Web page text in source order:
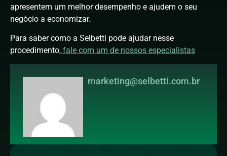
apresentem um melhor desempenho e ajudem o seu
negócio a economizar.
Para saber como a Selbetti pode ajudar nesse
procedimento, fale com um de nossos especialistas
marketing@selbetti.com.br